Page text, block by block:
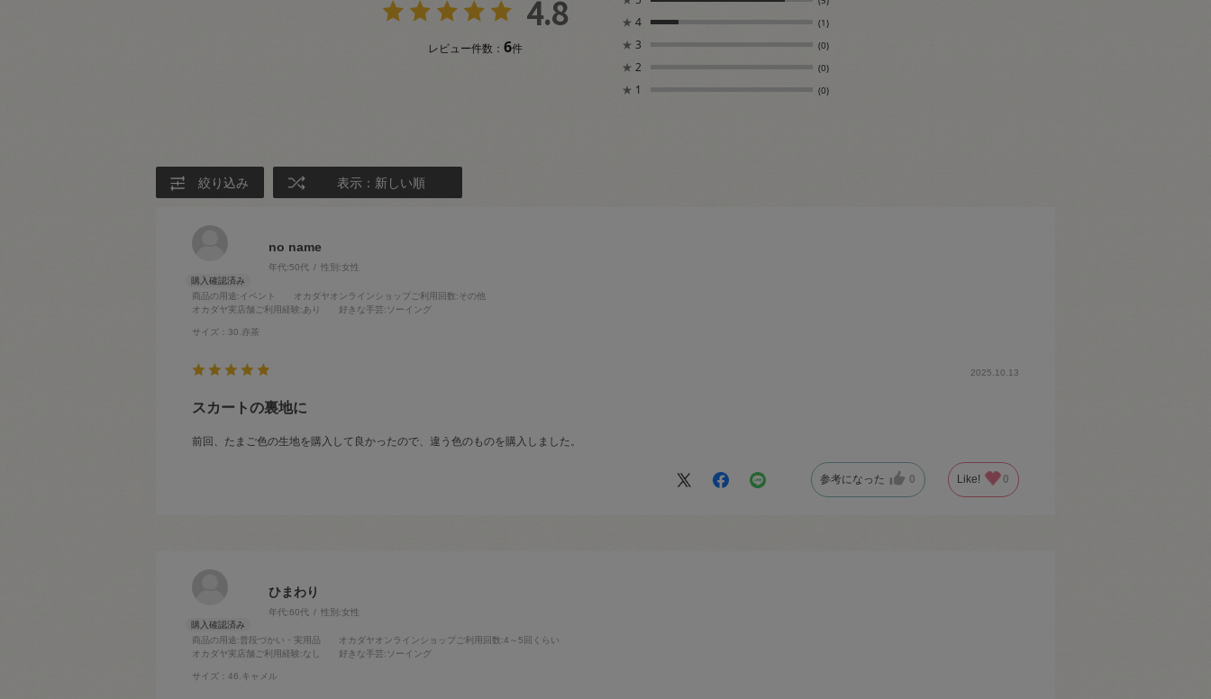
4.8
レビュー件数： 6件
★ 4 (1)
★ 3 (0)
★ 2 (0)
★ 1 (0)
絞り込み 表示：新しい順
no name
年代:50代 性別:女性
商品の用途:イベント オカダヤオンラインショップご利用回数:その他
オカダヤ実店舗ご利用経験:あり 好きな手芸:ソーイング
サイズ：30.赤茶
2025.10.13
スカートの裏地に
前回、たまご色の生地を購入して良かったので、違う色のものを購入しました。
参考になった 0 Like! 0
ひまわり
年代:60代 性別:女性
商品の用途:普段づかい・実用品 オカダヤオンラインショップご利用回数:4～5回くらい
オカダヤ実店舗ご利用経験:なし 好きな手芸:ソーイング
サイズ：46.キャメル